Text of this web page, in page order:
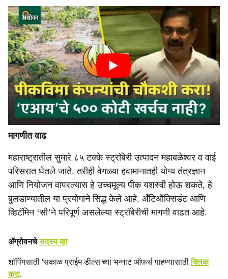
मागणीत वाढ
महाराष्ट्रातील सुमारे ८५ टक्के स्ट्राॅबेरी उत्पादन महाबळेश्वर व वाई
परिसरात घेतले जाते. तरीही वेगळ्या हवामानातही योग्य तंत्रज्ञान
आणि नियोजन वापरल्यास हे उच्चमूल्य पीक यशस्वी होऊ शकते, हे
बुलडाण्यातील या प्रयोगाने सिद्ध केले आहे. अँटिऑक्सिडंट आणि
व्हिटॅमिन ‘सी’ने परिपूर्ण असलेल्या स्ट्रॉबेरीची मागणी वाढत आहे.
ॲग्रोवनचेसदस्य व्हा
शॉपिंगसाठी 'सकाळ प्राईम डील्स'च्या भन्नाट ऑफर्स पाहण्यासाठीक्लिक
करा.